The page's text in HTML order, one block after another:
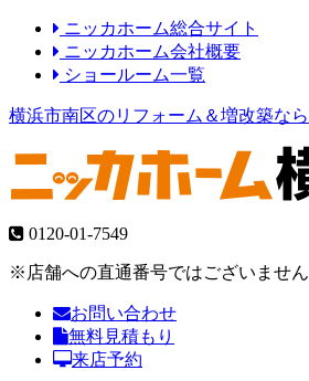
ニッカホーム総合サイト
ニッカホーム会社概要
ショールーム一覧
横浜市南区のリフォーム＆増改築なら
0120-01-7549
※店舗への直通番号ではございません
お問い合わせ
無料見積もり
来店予約